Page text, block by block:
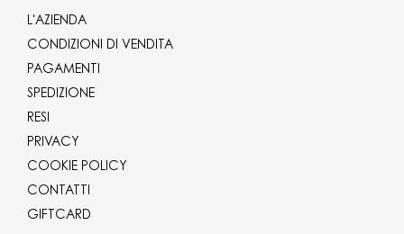
L'AZIENDA
CONDIZIONI DI VENDITA
PAGAMENTI
SPEDIZIONE
RESI
PRIVACY
COOKIE POLICY
CONTATTI
GIFTCARD